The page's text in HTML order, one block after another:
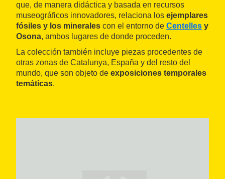
que, de manera didáctica y basada en recursos
museográficos innovadores, relaciona los ejemplares
fósiles y los minerales con el entorno de Centelles y
Osona, ambos lugares de donde proceden.
La colección también incluye piezas procedentes de
otras zonas de Catalunya, España y del resto del
mundo, que son objeto de exposiciones temporales
temáticas.